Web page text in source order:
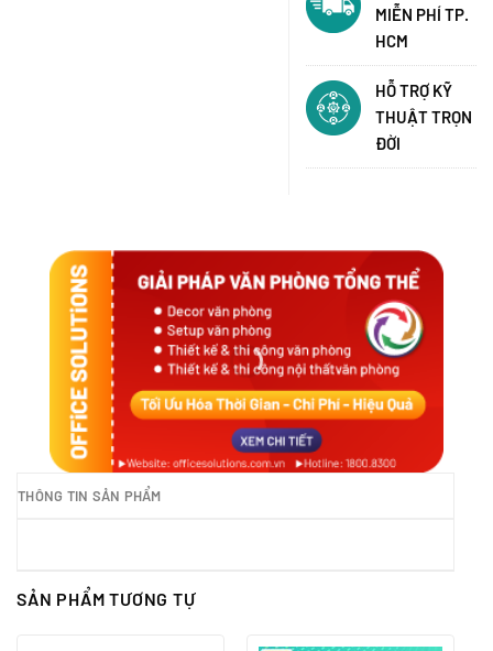
MIỄN PHÍ TP.
HCM
HỖ TRỢ KỸ
THUẬT TRỌN
ĐỜI
THÔNG TIN SẢN PHẨM
SẢN PHẨM TƯƠNG TỰ